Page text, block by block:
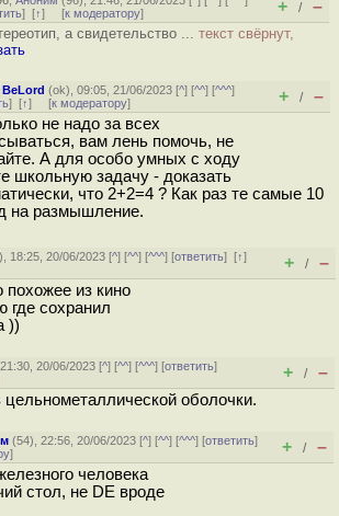
] [↑] [к модератору] + / –
а свидетельство ... текст свёрнут,
,BeLord (ok), 09:05, 21/06/2023 [^] [^^] [^^^]
] [↑] [к модератору] + / –
не надо за всех
вам лень помочь, не
А для особо умных с ходу
школьную задачу - доказать
что 2+2=4 ? Как раз те самые 10
на размышление.
), 18:25, 20/06/2023 [^] [^^] [^^^] [ответить][↑]
+ / –
похожее из кино
сохранил
))
20/06/2023 [^] [^^] [^^^] [ответить]
+ / –
цельнометаллической оболочки.
(54), 22:56, 20/06/2023 [^] [^^] [^^^] [ответить]
] + / –
человека
стол, не DE вроде